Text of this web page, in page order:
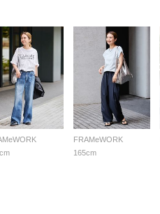
FRAMeWORK
165cm